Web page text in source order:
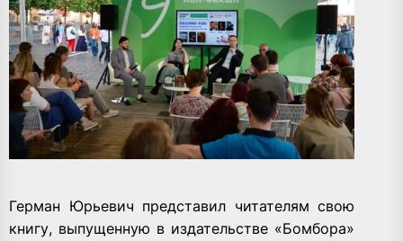
Герман Юрьевич представил читателям свою
книгу, выпущенную в издательстве «Бомбора»